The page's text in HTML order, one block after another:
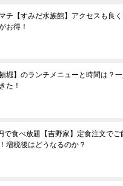
チ【すみだ水族館】アクセスも良
お得！
頓堀】のランチメニューと時間は？
た！
で食べ放題【吉野家】定食注文でご
増税後はどうなるのか？